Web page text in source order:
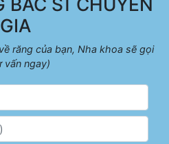
GIA
răng của bạn, Nha khoa sẽ gọi
vấn ngay)